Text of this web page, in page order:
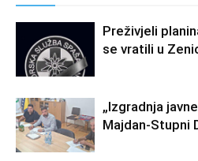
Preživjeli
se vratili u
„Izgradnja
Majdan-Stupni